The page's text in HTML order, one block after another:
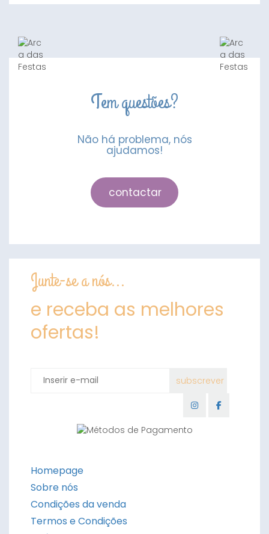
Foil
Rosa
Tem questões?
Não há problema, nós
ajudamos!
contactar
Junte-se a nós...
e receba as melhores
ofertas!
Homepage
Sobre nós
Condições da venda
Termos e Condições